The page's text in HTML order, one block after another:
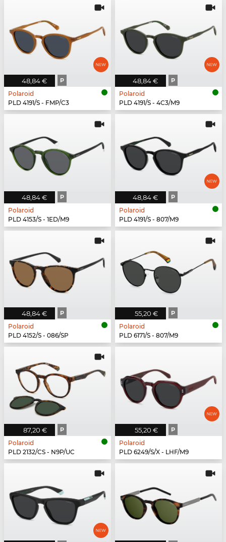
48,84 € P
Polaroid
PLD 4191/S - FMP/C3
48,84 € P
Polaroid
PLD 4191/S - 4C3/M9
48,84 € P
Polaroid
PLD 4153/S - 1ED/M9
48,84 € P
Polaroid
PLD 4191/S - 807/M9
48,84 € P
Polaroid
PLD 4152/S - 086/SP
55,20 € P
Polaroid
PLD 6171/S - 807/M9
87,20 € P
Polaroid
PLD 2132/CS - N9P/UC
55,20 € P
Polaroid
PLD 6249/S/X - LHF/M9